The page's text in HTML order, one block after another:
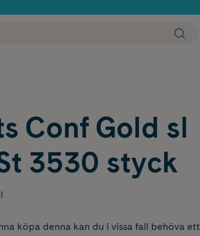
Conf Gold sl
3530 styck
köpa denna kan du i vissa fall behöva ett